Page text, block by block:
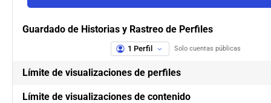
Guardado de Historias y Rastreo de Perfiles
1 Perfil Solo cuentas públicas
Límite de visualizaciones de perfiles
Límite de visualizaciones de contenido